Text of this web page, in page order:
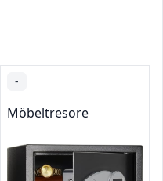
-
Möbeltresore